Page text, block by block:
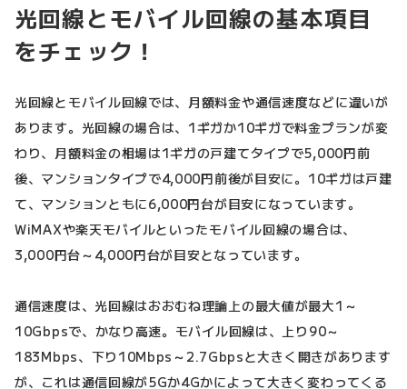
光回線とモバイル回線の基本項目
をチェック！
光回線とモバイル回線では、月額料金や通信速度などに違いが
あります。光回線の場合は、1ギガか10ギガで料金プランが変
わり、月額料金の相場は1ギガの戸建てタイプで5,000円前
後、マンションタイプで4,000円前後が目安に。10ギガは戸建
て、マンションともに6,000円台が目安になっています。
WiMAXや楽天モバイルといったモバイル回線の場合は、
3,000円台～4,000円台が目安となっています。
通信速度は、光回線はおおむね理論上の最大値が最大1～
10Gbpsで、かなり高速。モバイル回線は、上り90～
183Mbps、下り10Mbps～2.7Gbpsと大きく開きがあります
が、これは通信回線が5Gか4Gかによって大きく変わってくる